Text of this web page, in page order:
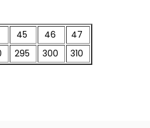
45 46
47
295 300 310